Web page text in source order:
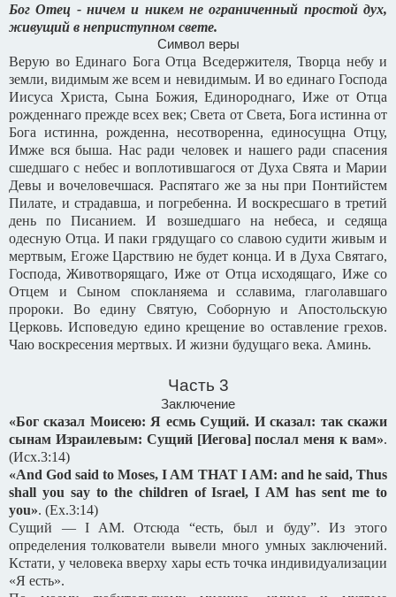
Бог Отец - ничем и никем не ограниченный простой дух,
живущий в неприступном свете.
Символ веры
Верую во Единаго Бога Отца Вседержителя, Творца небу и
земли, видимым же всем и невидимым. И во единаго Господа
Иисуса Христа, Сына Божия, Единороднаго, Иже от Отца
рожденнаго прежде всех век; Света от Света, Бога истинна от
Бога истинна, рожденна, несотворенна, единосущна Отцу,
Имже вся быша. Нас ради человек и нашего ради спасения
сшедшаго с небес и воплотившагося от Духа Свята и Марии
Девы и вочеловечшася. Распятаго же за ны при Понтийстем
Пилате, и страдавша, и погребенна. И воскресшаго в третий
день по Писанием. И возшедшаго на небеса, и седяща
одесную Отца. И паки грядущаго со славою судити живым и
мертвым, Егоже Царствию не будет конца. И в Духа Святаго,
Господа, Животворящаго, Иже от Отца исходящаго, Иже со
Отцем и Сыном спокланяема и сславима, глаголавшаго
пророки. Во едину Святую, Соборную и Апостольскую
Церковь. Исповедую едино крещение во оставление грехов.
Чаю воскресения мертвых. И жизни будущаго века. Аминь.
Часть 3
Заключение
«Бог сказал Моисею: Я есмь Сущий. И сказал: так скажи
сынам Израилевым: Сущий [Иегова] послал меня к вам».
(Исх.3:14)
«And God said to Moses, I AM THAT I AM: and he said, Thus
shall you say to the children of Israel, I AM has sent me to
you». (Ex.3:14)
Сущий — I AM. Отсюда “есть, был и буду”. Из этого
определения толкователи вывели много умных заключений.
Кстати, у человека вверху хары есть точка индивидуализации
«Я есть».